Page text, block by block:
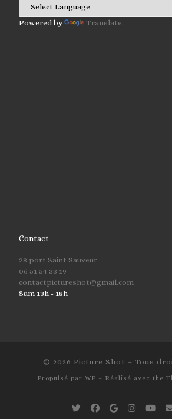
Powered by Translate
Contact
28 port Saint Sauveur
06 51 54 33 19
contactpictureshot@gmail.com
Sam 13h - 18h
© 2026 Picture Shot – Tous
Propulsé par WP – Réalisé avec the